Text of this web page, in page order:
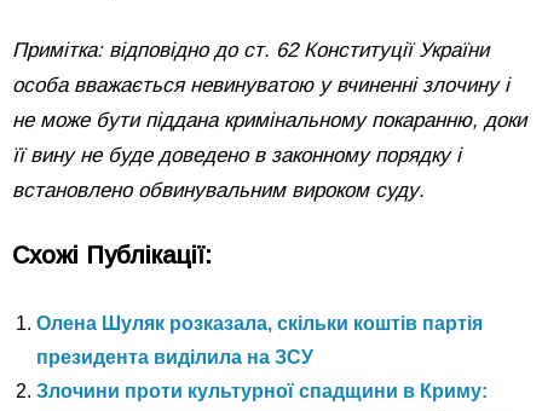
Примітка: відповідно до ст. 62 Конституції України
особа вважається невинуватою у вчиненні злочину і
не може бути піддана кримінальному покаранню, доки
її вину не буде доведено в законному порядку і
встановлено обвинувальним вироком суду.
Схожі Публікації:
Олена Шуляк розказала, скільки коштів партія
президента виділила на ЗСУ
Злочини проти культурної спадщини в Криму: